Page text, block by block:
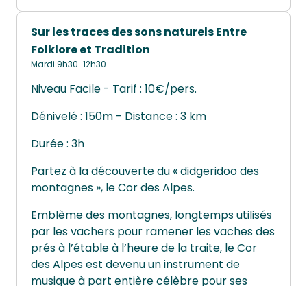
Sur les traces des sons naturels Entre
Folklore et Tradition
Mardi 9h30-12h30
Niveau Facile - Tarif : 10€/pers.
Dénivelé : 150m - Distance : 3 km
Durée : 3h
Partez à la découverte du « didgeridoo des
montagnes », le Cor des Alpes.
Emblème des montagnes, longtemps utilisés
par les vachers pour ramener les vaches des
prés à l’étable à l’heure de la traite, le Cor
des Alpes est devenu un instrument de
musique à part entière célèbre pour ses